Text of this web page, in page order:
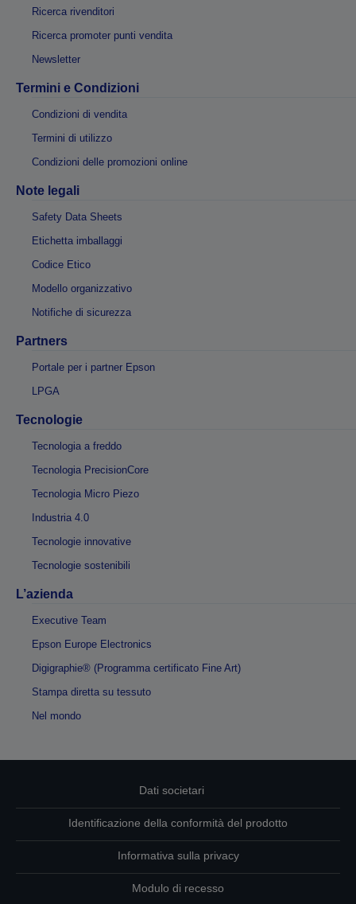
Ricerca rivenditori
Ricerca promoter punti vendita
Newsletter
Termini e Condizioni
Condizioni di vendita
Termini di utilizzo
Condizioni delle promozioni online
Note legali
Safety Data Sheets
Etichetta imballaggi
Codice Etico
Modello organizzativo
Notifiche di sicurezza
Partners
Portale per i partner Epson
LPGA
Tecnologie
Tecnologia a freddo
Tecnologia PrecisionCore
Tecnologia Micro Piezo
Industria 4.0
Tecnologie innovative
Tecnologie sostenibili
L’azienda
Executive Team
Epson Europe Electronics
Digigraphie® (Programma certificato Fine Art)
Stampa diretta su tessuto
Nel mondo
Dati societari
Identificazione della conformità del prodotto
Informativa sulla privacy
Modulo di recesso